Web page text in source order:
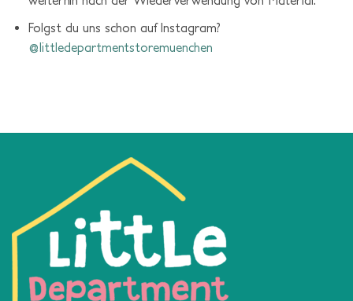
auf die Umwelt Rücksicht genommen. Die Kollektionen
werden so umweltfreundlich wie möglich hergestellt. Alle
Baumwollstoffe sind bereits biologisch. Sie suchen auch